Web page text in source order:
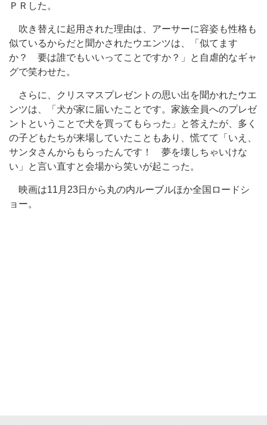
ＰＲした。
吹き替えに起用された理由は、アーサーに容姿も性格も
似ているからだと聞かされたウエンツは、「似てます
か？ 要は誰でもいいってことですか？」と自虐的なギャ
グで笑わせた。
さらに、クリスマスプレゼントの思い出を聞かれたウエ
ンツは、「犬が家に届いたことです。家族全員へのプレゼ
ントということで犬を買ってもらった」と答えたが、多く
の子どもたちが来場していたこともあり、慌てて「いえ、
サンタさんからもらったんです！ 夢を壊しちゃいけな
い」と言い直すと会場から笑いが起こった。
映画は11月23日から丸の内ルーブルほか全国ロードシ
ョー。